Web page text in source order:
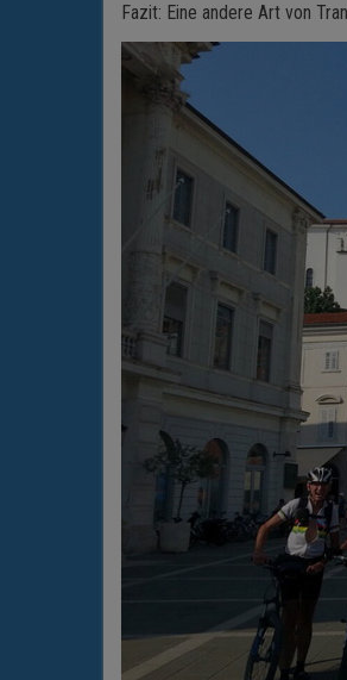
Fazit: Eine andere Art von